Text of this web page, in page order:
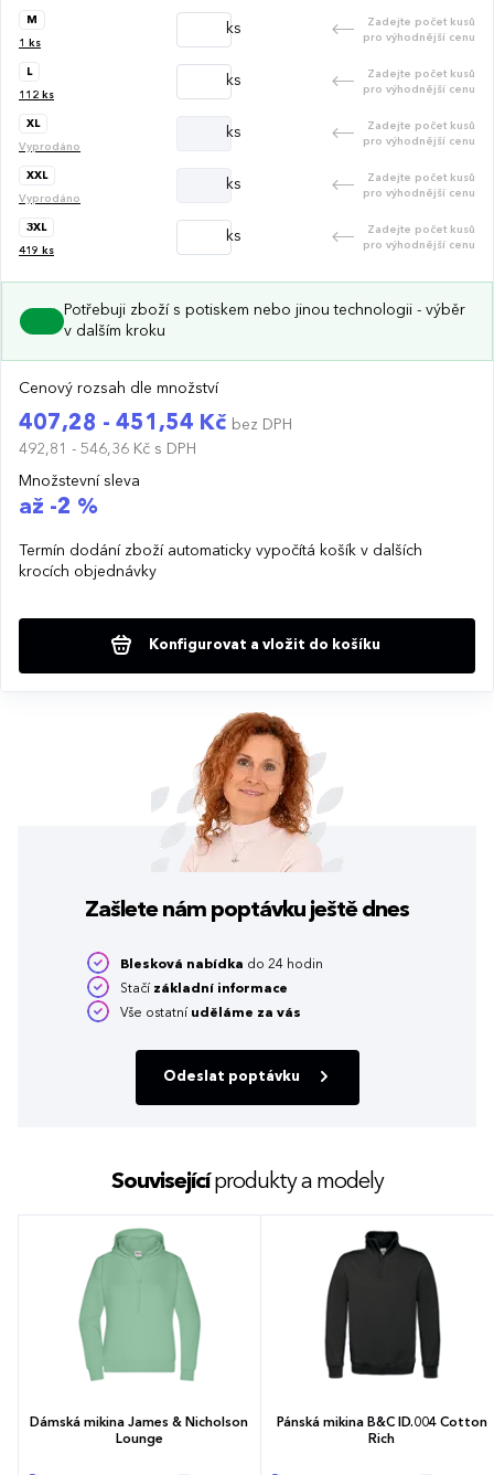
M
1 ks
ks
Zadejte počet kusů
pro výhodnější cenu
L
112 ks
ks
Zadejte počet kusů
pro výhodnější cenu
XL
Vyprodáno
ks
Zadejte počet kusů
pro výhodnější cenu
XXL
Vyprodáno
ks
Zadejte počet kusů
pro výhodnější cenu
3XL
419 ks
ks
Zadejte počet kusů
pro výhodnější cenu
Potřebuji zboží s potiskem nebo jinou technologii - výběr
v dalším kroku
Cenový rozsah dle množství
407,28 - 451,54 Kč bez DPH
492,81 - 546,36 Kč s DPH
Množstevní sleva
až -2 %
Termín dodání zboží automaticky vypočítá košík v dalších
krocích objednávky
Konfigurovat a vložit do košíku
Zašlete nám poptávku ještě dnes
Blesková nabídka do 24 hodin
Stačí základní informace
Vše ostatní uděláme za vás
Odeslat poptávku
Souvisejícíprodukty a modely
Dámská mikina James & Nicholson
Lounge
Pánská mikina B&C ID.004 Cotton
Rich